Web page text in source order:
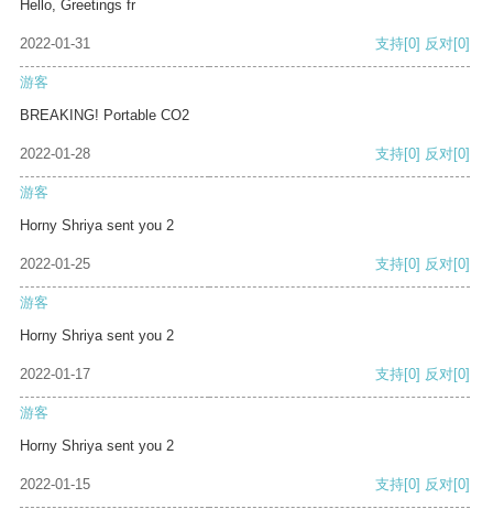
Hello, Greetings fr
2022-01-31 支持[0] 反对[0]
游客
BREAKING! Portable CO2
2022-01-28 支持[0] 反对[0]
游客
Horny Shriya sent you 2
2022-01-25 支持[0] 反对[0]
游客
Horny Shriya sent you 2
2022-01-17 支持[0] 反对[0]
游客
Horny Shriya sent you 2
2022-01-15 支持[0] 反对[0]